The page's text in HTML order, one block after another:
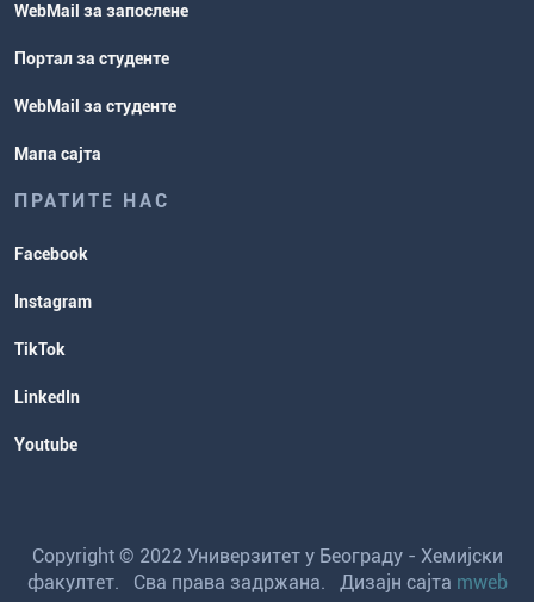
WebMail за запослене
Портал за студенте
WebMail за студенте
Мапа сајта
ПРАТИТЕ НАС
Facebook
Instagram
TikTok
LinkedIn
Youtube
Copyright © 2022 Универзитет у Београду - Хемијски
факултет. Сва права задржана. Дизајн сајта mweb